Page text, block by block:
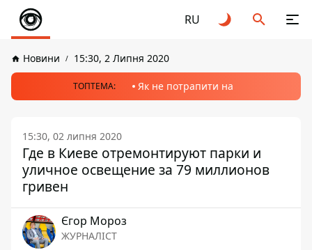
RU
Новини 15:30, 2 Липня 2020
ТОПТЕМА: Як не потрапити на
15:30, 02 липня 2020
Где в Киеве отремонтируют парки и
уличное освещение за 79 миллионов
гривен
Єгор Мороз
ЖУРНАЛІСТ